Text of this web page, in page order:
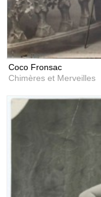
Coco Fronsac
Chimères et Merveilles